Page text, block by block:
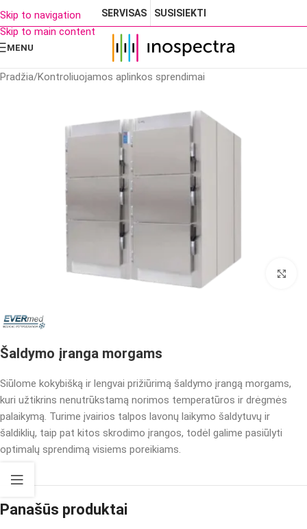
Skip to navigation
Skip to main content
SERVISAS SUSISIEKTI
MENU
Pradžia/Kontroliuojamos aplinkos sprendimai
Šaldymo įranga morgams
Siūlome kokybišką ir lengvai prižiūrimą šaldymo įrangą morgams,
kuri užtikrins nenutrūkstamą norimos temperatūros ir drėgmės
palaikymą. Turime įvairios talpos lavonų laikymo šaldytuvų ir
šaldiklių, taip pat kitos skrodimo įrangos, todėl galime pasiūlyti
optimalų sprendimą visiems poreikiams.
Panašūs produktai